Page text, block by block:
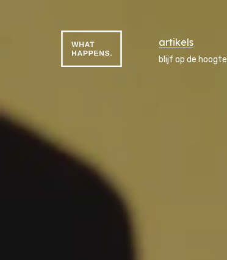
artikels
blijf op de hoogte